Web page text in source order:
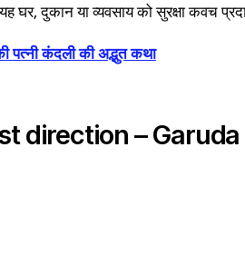
दुकान या व्यवसाय को सुरक्षा कवच
पत्नी कंदली की अद्भुत कथा
direction –